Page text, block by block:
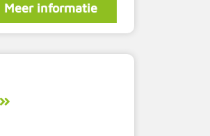
Meer informatie